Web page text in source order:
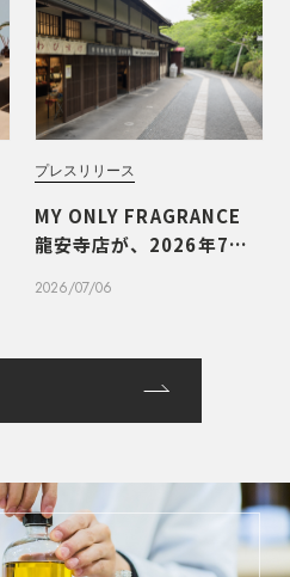
プレスリリース
MY ONLY FRAGRANCE
龍安寺店が、2026年7月1
します
2026/07/06